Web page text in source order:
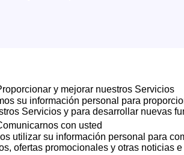
y mejorar nuestros Servicios
su información personal para
Servicios y para desarrollar nuevas
con usted
utilizar su información personal para
ofertas promocionales y otras noticias